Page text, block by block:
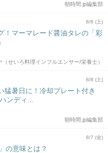
朝時間.jp編集部
8/8 (土)
！マーマレード醤油タレの「彩
（せいろ料理インフルエンサー/栄養士）
8/8 (土)
猛暑日に！冷却プレート付き
ンディ...
朝時間.jp編集部
8/7 (金)
の意味とは？